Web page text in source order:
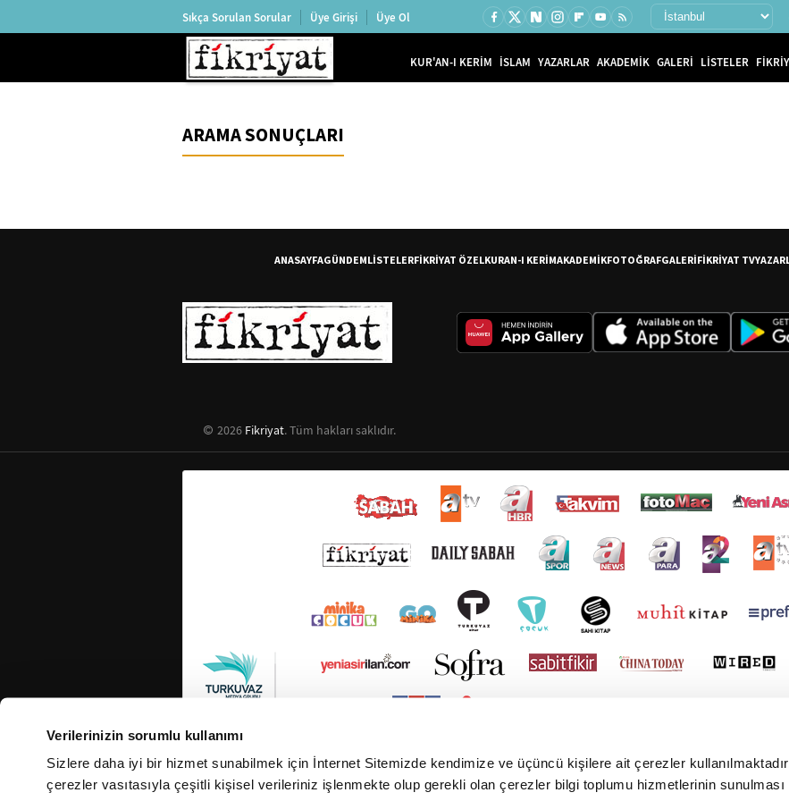
Verilerinizin sorumlu kullanımı
Sizlere daha iyi bir hizmet sunabilmek için İnternet Sitemizde kendimize ve üçüncü kişilere ait çerezler
çerezler vasıtasıyla çeşitli kişisel verileriniz işlenmekte olup gerekli olan çerezler bilgi toplumu hizmetlerinin sunulması
Sıkça Sorulan Sorular Üye Girişi Üye Ol
KUR'AN-I KERİM İSLAM YAZARLAR AKADEMİK GALERİ LİSTELER
ARAMA SONUÇLARI
ANASAYFAGÜNDEMLİSTELERFİKRİYAT ÖZELKURAN-I KERİMAKADEMİKFOTOĞRAFGALERİFİKRİYAT TV
2026 Fikriyat. Tüm hakları saklıdır.